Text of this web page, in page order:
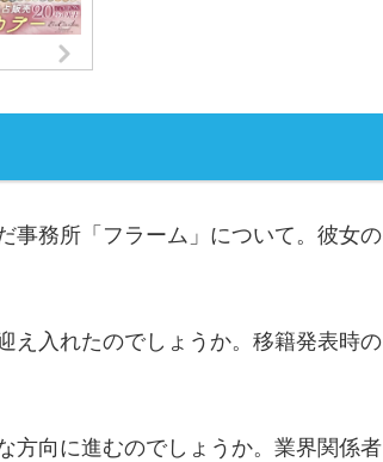
事務所「フラーム」について。彼女の
え入れたのでしょうか。移籍発表時の
方向に進むのでしょうか。業界関係者